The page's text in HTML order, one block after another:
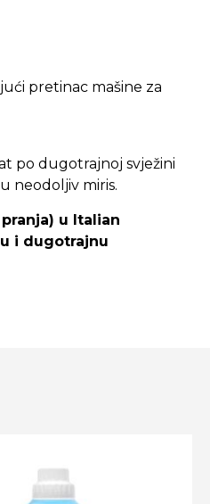
pretinac mašine za
po dugotrajnoj svježini
neodoljiv miris.
u Italian
i dugotrajnu